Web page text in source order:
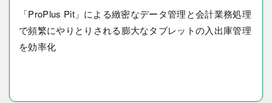
「ProPlus Pit」による緻密なデータ管理と会計業務処理
で頻繁にやりとりされる膨大なタブレットの入出庫管理
を効率化